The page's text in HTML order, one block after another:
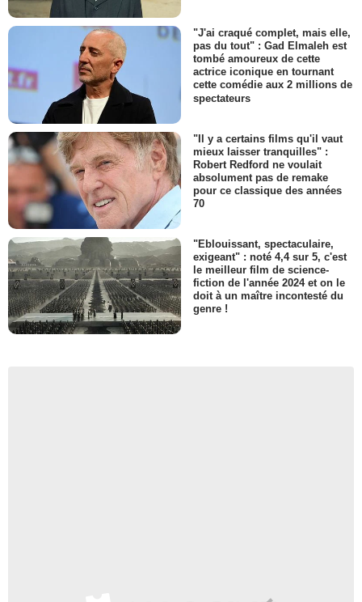
"J'ai craqué complet, mais elle,
pas du tout" : Gad Elmaleh est
tombé amoureux de cette
actrice iconique en tournant
cette comédie aux 2 millions de
spectateurs
"Il y a certains films qu'il vaut
mieux laisser tranquilles" :
Robert Redford ne voulait
absolument pas de remake
pour ce classique des années
70
"Eblouissant, spectaculaire,
exigeant" : noté 4,4 sur 5, c'est
le meilleur film de science-
fiction de l'année 2024 et on le
doit à un maître incontesté du
genre !